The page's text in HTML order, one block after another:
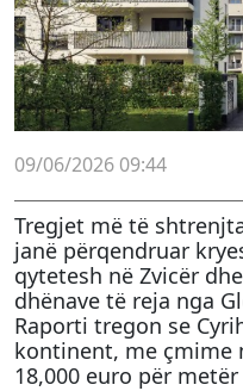
09/06/2026 09:44
Tregjet më të
janë përqendruar
qytetesh në Zvicër
dhënave të reja nga
Raporti tregon se
kontinent, me çmime
18,000 euro për